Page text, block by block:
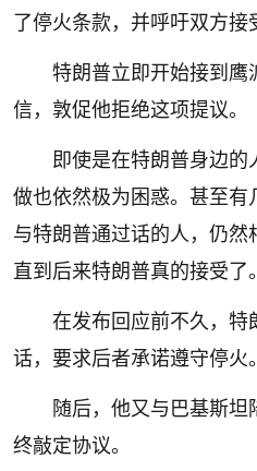
了停火条款，并呼吁双方接
特朗普立即开始接到鹰
信，敦促他拒绝这项提议。
即使是在特朗普身边
做也依然极为困惑。甚至
与特朗普通过话的人，仍然
直到后来特朗普真的接受了。
在发布回应前不久，
话，要求后者承诺遵守停火。
随后，他又与巴基斯
终敲定协议。